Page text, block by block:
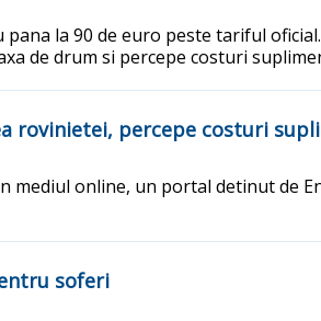
la 90 de euro peste tariful
de drum si percepe costuri
rovinietei, percepe costuri
online, un portal detinut de
soferi